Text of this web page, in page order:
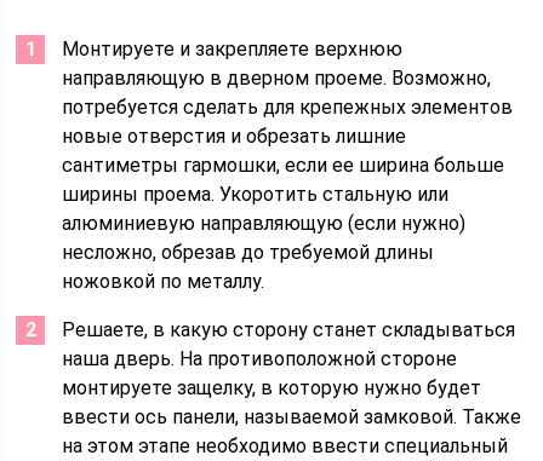
Монтируете и закрепляете верхнюю
направляющую в дверном проеме. Возможно,
потребуется сделать для крепежных элементов
новые отверстия и обрезать лишние
сантиметры гармошки, если ее ширина больше
ширины проема. Укоротить стальную или
алюминиевую направляющую (если нужно)
несложно, обрезав до требуемой длины
ножовкой по металлу.
Решаете, в какую сторону станет складываться
наша дверь. На противоположной стороне
монтируете защелку, в которую нужно будет
ввести ось панели, называемой замковой. Также
на этом этапе необходимо ввести специальный